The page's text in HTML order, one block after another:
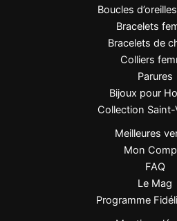
Boucles
Bracelets
Bracelets de
Colliers
Parures
Bijoux pour
Collection Saint-
Meilleures
Mon
FAQ
Le Mag
Programme